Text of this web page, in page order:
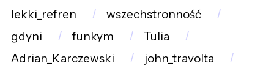
lekki_refren
wszechstronność
gdyni
funkym
Tulia
Adrian_Karczewski
john_travolta